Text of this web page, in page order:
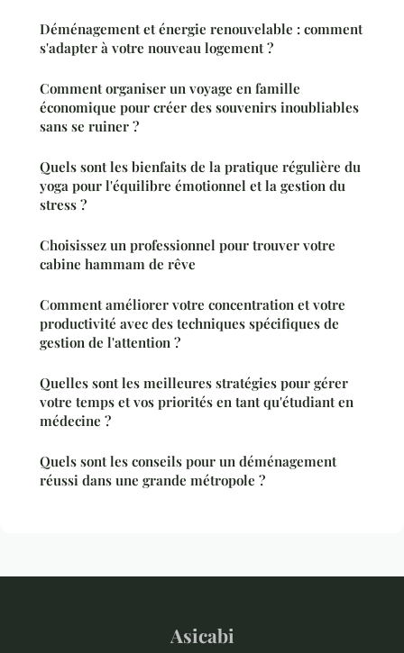
Déménagement et énergie renouvelable : comment
s'adapter à votre nouveau logement ?
Comment organiser un voyage en famille
économique pour créer des souvenirs inoubliables
sans se ruiner ?
Quels sont les bienfaits de la pratique régulière du
yoga pour l'équilibre émotionnel et la gestion du
stress ?
Choisissez un professionnel pour trouver votre
cabine hammam de rêve
Comment améliorer votre concentration et votre
productivité avec des techniques spécifiques de
gestion de l'attention ?
Quelles sont les meilleures stratégies pour gérer
votre temps et vos priorités en tant qu'étudiant en
médecine ?
Quels sont les conseils pour un déménagement
réussi dans une grande métropole ?
Asicabi